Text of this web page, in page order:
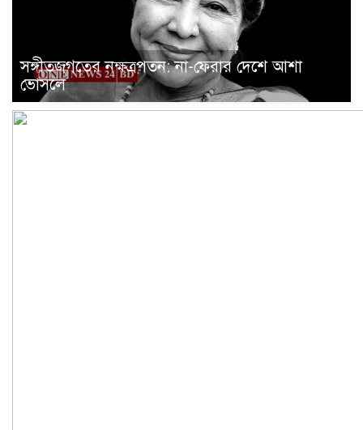
সঙ্গীতজগতের নক্ষত্রপতন: না-ফেরার দেশে আশা
ভোসলে